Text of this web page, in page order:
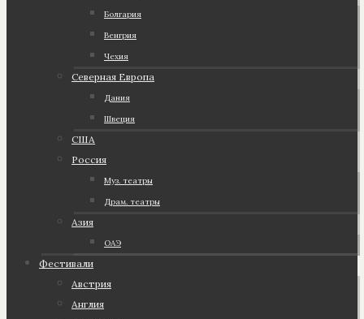
Болгария
Венгрия
Чехия
Северная Европа
Дания
Швеция
США
Россия
Муз. театры
Драм. театры
Азия
ОАЭ
Фестивали
Австрия
Англия